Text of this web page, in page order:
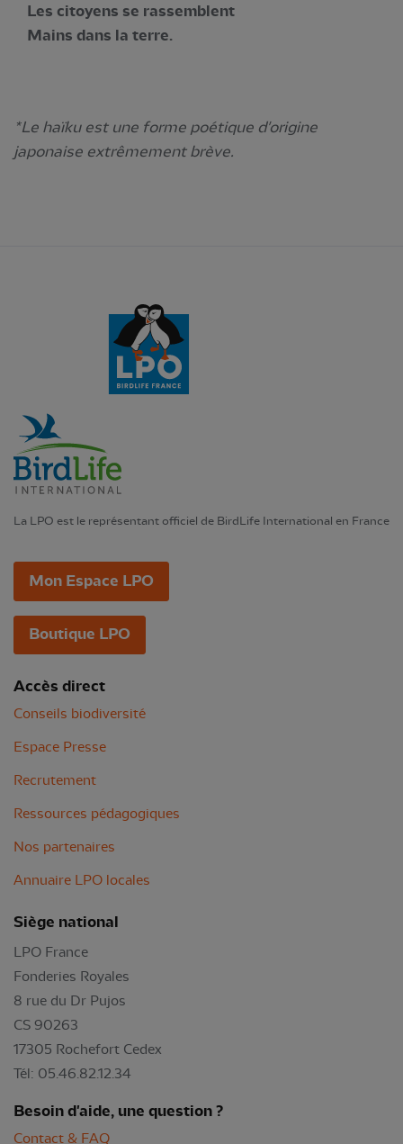
Les citoyens se rassemblent
Mains dans la terre.
*Le haïku est une forme poétique d'origine
japonaise extrêmement brève.
La LPO est le représentant officiel de BirdLife International en France
Mon Espace LPO
Boutique LPO
Accès direct
Conseils biodiversité
Espace Presse
Recrutement
Ressources pédagogiques
Nos partenaires
Annuaire LPO locales
Siège national
LPO France
Fonderies Royales
8 rue du Dr Pujos
CS 90263
17305 Rochefort Cedex
Tél: 05.46.82.12.34
Besoin d'aide, une question ?
Contact & FAQ